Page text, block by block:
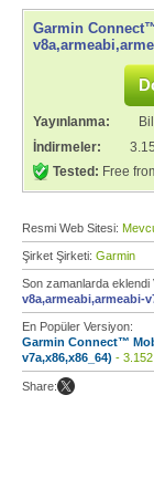
Garmin
Yayınlanma:
İndirmeler:
Tested: Free
Resmi Web Sitesi:
Şirket Şirketi: Garmin
Son zamanlarda eklendi
v8a,armeabi,armeabi-
En Popüler Versiyon:
Garmin Connect™
v7a,x86,x86_64) -
Share: